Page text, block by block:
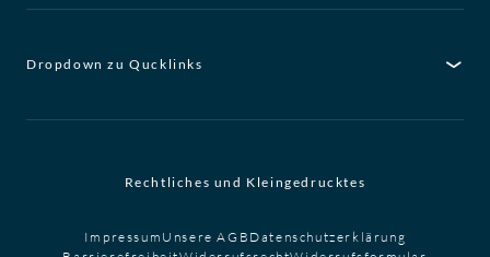
Dropdown zu Qucklinks
Rechtliches und Kleingedrucktes
Impressum Unsere AGB Datenschutzerklärung